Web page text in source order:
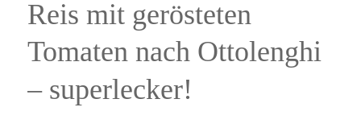
Reis mit gerösteten
Tomaten nach Ottolenghi
– superlecker!